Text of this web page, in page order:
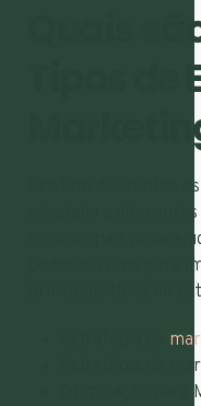
Quais
Tipos
Existem diferentes
adaptada a
as principais pode
poderosíssima para
principais tipos de
Estratégia de
Otimização para